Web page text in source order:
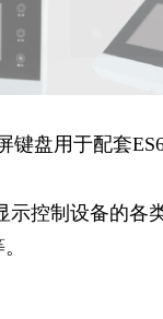
键盘用于配套
；
示控制设备的各
程等。